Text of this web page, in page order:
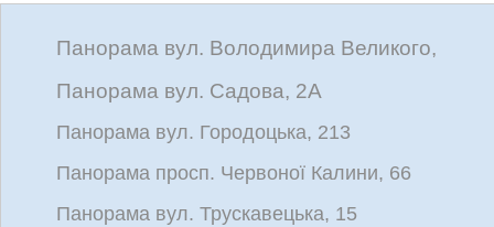
Панорама вул. Володимира Великого,
Панорама вул. Садова, 2А
Панорама вул. Городоцька, 213
Панорама просп. Червоної Калини, 66
Панорама вул. Трускавецька, 15